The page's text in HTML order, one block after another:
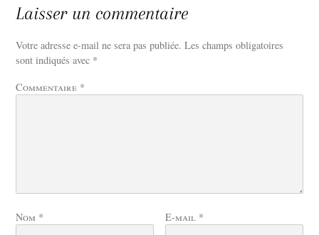
Laisser un commentaire
Votre adresse e-mail ne sera pas publiée. Les champs obligatoires
sont indiqués avec *
Commentaire *
Nom * E-mail *